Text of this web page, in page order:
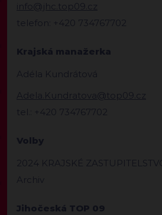
info@jhc.top09.cz
telefon: +420 734767702
Krajská manažerka
Adéla Kundrátová
Adela.Kundratova@top09.cz
tel.: +420 734767702
Volby
2024 KRAJSKÉ ZASTUPITELSTVO
Archiv
Jihočeská TOP 09